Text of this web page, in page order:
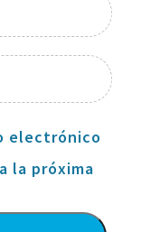
electrónico
la próxima